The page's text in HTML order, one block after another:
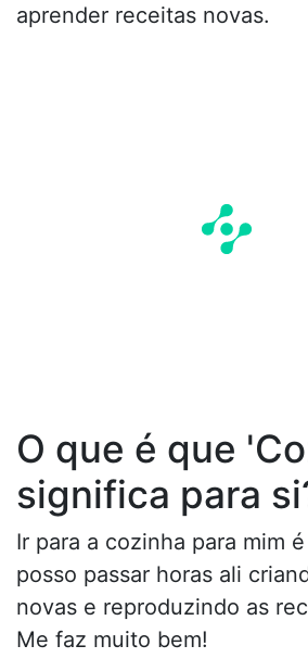
aprender receitas novas.
O que é que
significa para
Ir para a cozinha para mim
posso passar horas ali
novas e reproduzindo as
Me faz muito bem!